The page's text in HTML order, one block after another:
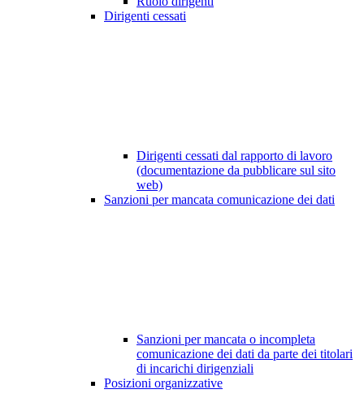
Dirigenti cessati
Dirigenti cessati dal rapporto di lavoro
(documentazione da pubblicare sul sito
web)
Sanzioni per mancata comunicazione dei dati
Sanzioni per mancata o incompleta
comunicazione dei dati da parte dei titolari
di incarichi dirigenziali
Posizioni organizzative